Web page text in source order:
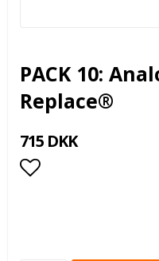
PACK 10:
Replace®
715 DKK